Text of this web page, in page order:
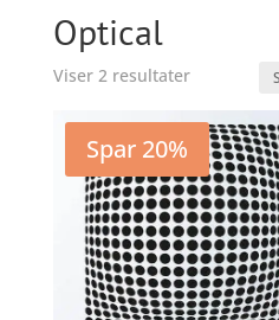
Optical
Viser 2 resultaterSorteret
popularitet
Spar 20%